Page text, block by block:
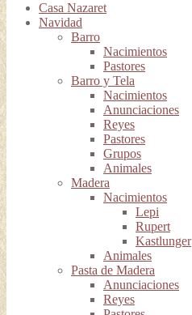
Casa Nazaret
Navidad
Barro
Nacimientos
Pastores
Barro y Tela
Nacimientos
Anunciaciones
Reyes
Pastores
Grupos
Animales
Madera
Nacimientos
Lepi
Rupert
Kastlunger
Animales
Pasta de Madera
Anunciaciones
Reyes